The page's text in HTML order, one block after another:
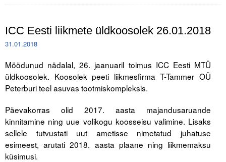
Astu ICC Eesti liikmeks!
ICC Eesti
Publikatsioonid
Arvamus
Viidad
ICC Eesti liikmete üldkoosolek 26.01.2018
31.01.2018
Möödunud nädalal, 26. jaanuaril toimus ICC Eesti MTÜ
üldkoosolek. Koosolek peeti liikmesfirma T-Tammer OÜ
Peterburi teel asuvas tootmiskompleksis.
Päevakorras olid 2017. aasta majandusaruande
kinnitamine ning uue volikogu koosseisu valimine. Lisaks
sellele tutvustati uut ametisse nimetatud juhatuse
esimeest, arutati 2018. aasta plaane ning liikmemaksu
küsimusi.